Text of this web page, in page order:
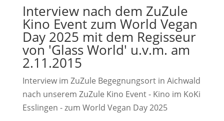
Interview nach dem ZuZule
Kino Event zum World Vegan
Day 2025 mit dem Regisseur
von 'Glass World' u.v.m. am
2.11.2015
Interview im ZuZule Begegnungsort in Aichwald
nach unserem ZuZule Kino Event - Kino im KoKi
Esslingen - zum World Vegan Day 2025